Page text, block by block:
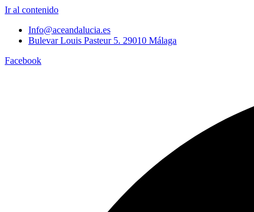
Ir al contenido
Info@aceandalucia.es
Bulevar Louis Pasteur 5. 29010 Málaga
Facebook